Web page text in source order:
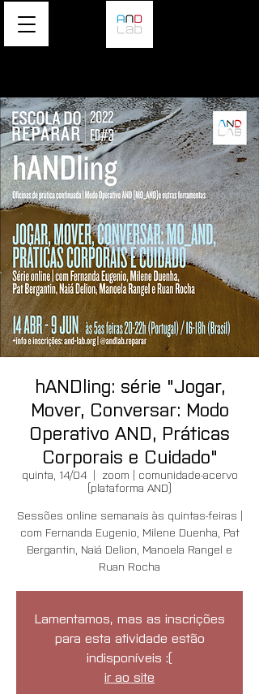
hANDling: série "Jogar,
Mover, Conversar: Modo
Operativo AND, Práticas
Corporais e Cuidado"
quinta, 14/04
  |
zoom | comunidade-acervo
(plataforma AND)
Sessões online semanais às quintas-feiras |
com Fernanda Eugenio, Milene Duenha, Pat
Bergantin, Naiá Delion, Manoela Rangel e
Ruan Rocha
Lamentamos, mas as inscrições
para esta atividade estão
indisponíveis :(
ir ao site